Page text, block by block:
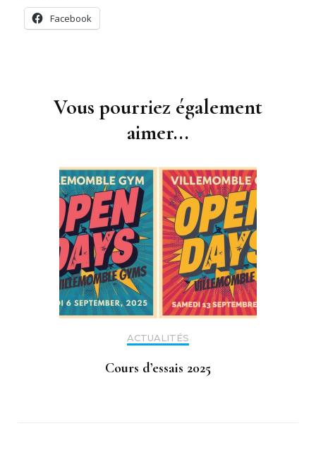
Facebook
Vous pourriez également
aimer...
ACTUALITÉS
Cours d’essais 2025